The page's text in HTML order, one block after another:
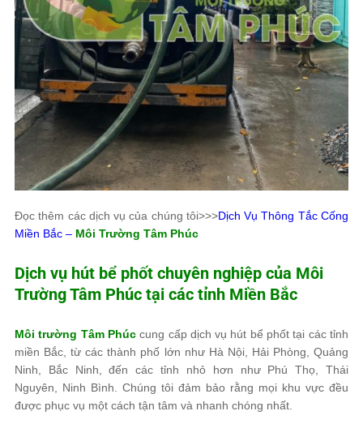
Đọc thêm các dịch vụ của chúng tôi>>>Dịch Vụ Thông Tắc Cống
Miền Bắc – Môi Trường Tâm Phúc
Dịch vụ hút bể phốt chuyên nghiệp của Môi
Trường Tâm Phúc tại các tỉnh Miền Bắc
Môi trường Tâm Phúccung cấp dịch vụ hút bể phốt tại các tỉnh
miền Bắc, từ các thành phố lớn như Hà Nội, Hải Phòng, Quảng
Ninh, Bắc Ninh, đến các tỉnh nhỏ hơn như Phú Thọ, Thái
Nguyên, Ninh Bình. Chúng tôi đảm bảo rằng mọi khu vực đều
được phục vụ một cách tận tâm và nhanh chóng nhất.